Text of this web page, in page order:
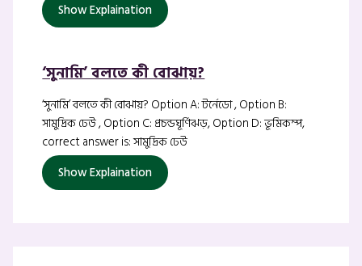
Show Explaination
‘সুনামি’ বলতে কী বোঝায়?
‘সুনামি’ বলতে কী বোঝায়? Option A: টর্নেডো , Option B:
সামুদ্রিক ঢেউ , Option C: প্রচন্ডঘূর্ণিঝড়, Option D: ভূমিকম্প,
correct answer is: সামুদ্রিক ঢেউ
Show Explaination